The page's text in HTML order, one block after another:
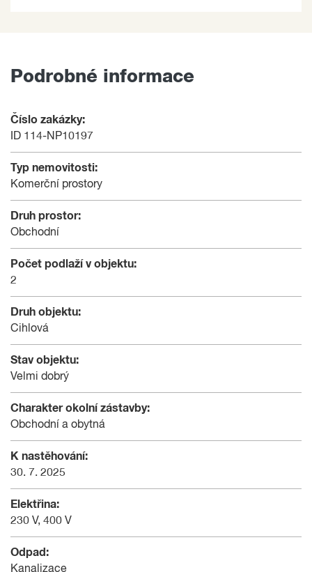
Podrobné informace
Číslo zakázky:
ID 114-NP10197
Typ nemovitosti:
Komerční prostory
Druh prostor:
Obchodní
Počet podlaží v objektu:
2
Druh objektu:
Cihlová
Stav objektu:
Velmi dobrý
Charakter okolní zástavby:
Obchodní a obytná
K nastěhování:
30. 7. 2025
Elektřina:
230 V, 400 V
Odpad:
Kanalizace